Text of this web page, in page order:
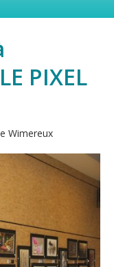
PIXEL
Wimereux